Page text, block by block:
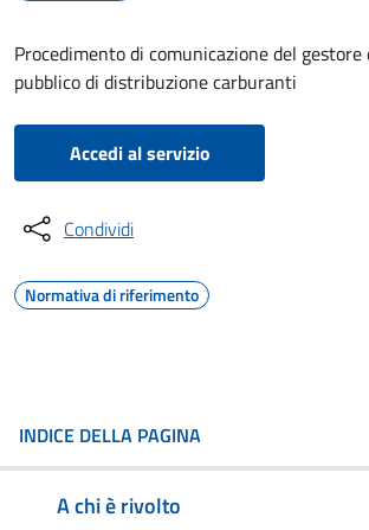
Procedimento di comunicazione del
pubblico di distribuzione carburanti
Accedi al servizio
Condividi
Normativa di riferimento
INDICE DELLA PAGINA
A chi è rivolto